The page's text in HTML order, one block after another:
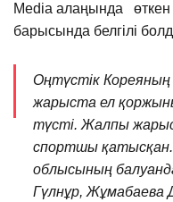
Media алаңында өткен
барысында белгілі
Оңтүстік
жарыста ел
түсті. Жалпы
спортшы
облысының
Гүлнұр, Жұмабаева